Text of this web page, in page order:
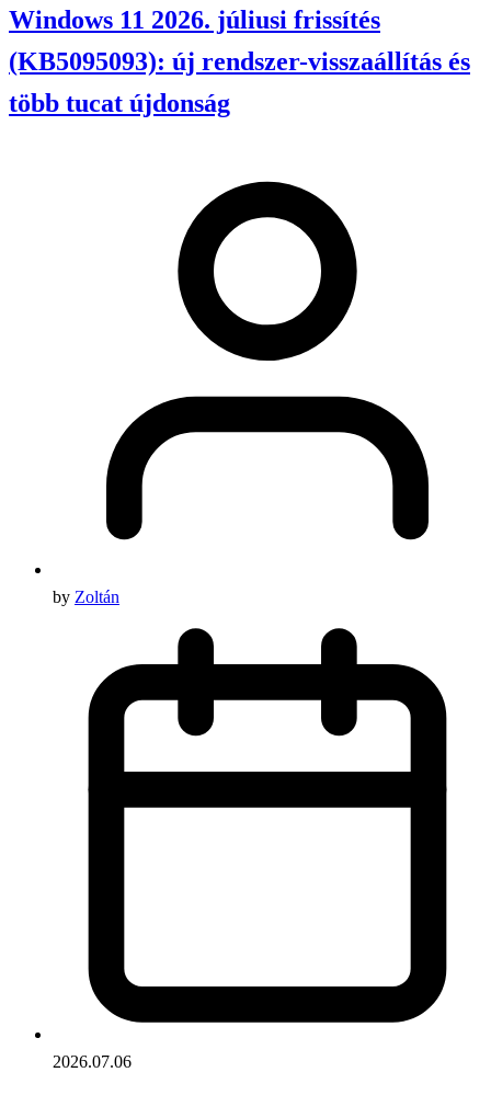
Windows 11 2026. júliusi frissítés
(KB5095093): új rendszer-visszaállítás és
több tucat újdonság
by Zoltán
2026.07.06